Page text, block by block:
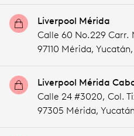
Liverpool Mérida
Calle 60 No.229 Carr.
97110 Mérida, Yucatán,
Liverpool Mérida
Calle 24 #3020, Col.
97305 Mérida,